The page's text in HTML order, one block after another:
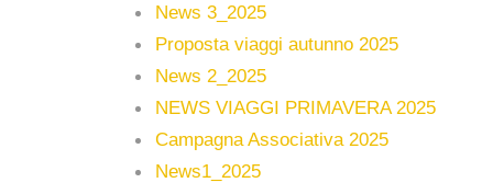
News 3_2025
Proposta viaggi autunno 2025
News 2_2025
NEWS VIAGGI PRIMAVERA 2025
Campagna Associativa 2025
News1_2025